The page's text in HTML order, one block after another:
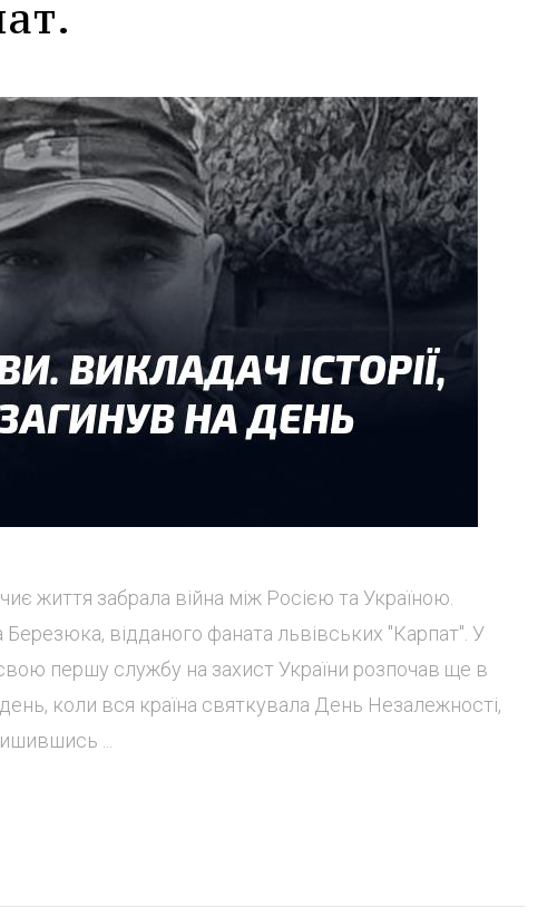
життя забрала війна між Росією та Україною.
відданого фаната львівських "Карпат". У
першу службу на захист України розпочав ще в
коли вся країна святкувала День Незалежності,
...